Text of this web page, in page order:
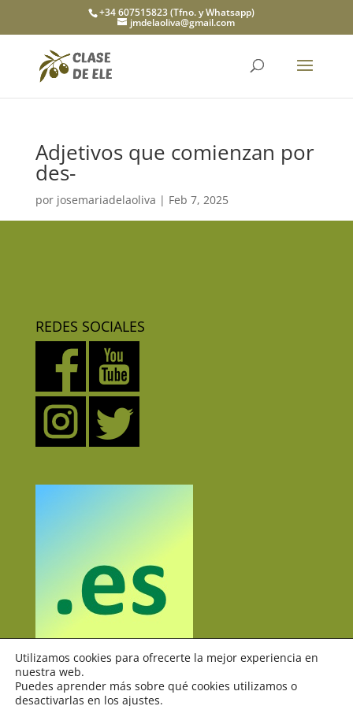
+34 607515823 (Tfno. y Whatsapp)
jmdelaoliva@gmail.com
Adjetivos que comienzan por
des-
por josemariadelaoliva | Feb 7, 2025
REDES SOCIALES
Utilizamos cookies para ofrecerte la mejor experiencia en
nuestra web.
Puedes aprender más sobre qué cookies utilizamos o
desactivarlas en los ajustes.